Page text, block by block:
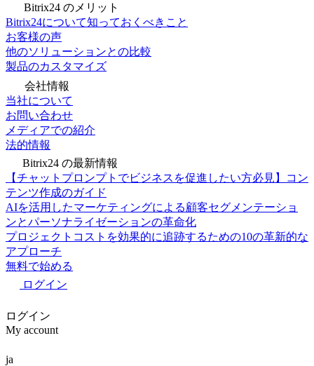
Bitrix24 のメリット
Bitrix24について知っておくべきこと
お客様の声
他のソリューションとの比較
製品のカスタマイズ
会社情報
当社について
お問い合わせ
メディアでの紹介
法的情報
Bitrix24 の最新情報
【チャットプロンプトでビジネスを促進したい方必見】コン
テンツ作成のガイド
AIを活用したマーケティングによる顧客セグメンテーショ
ンとパーソナライゼーションの革命化
プロジェクトコストを効果的に追跡するための10の革新的な
アプローチ
無料で始める
ログイン
ログイン
My account
ja